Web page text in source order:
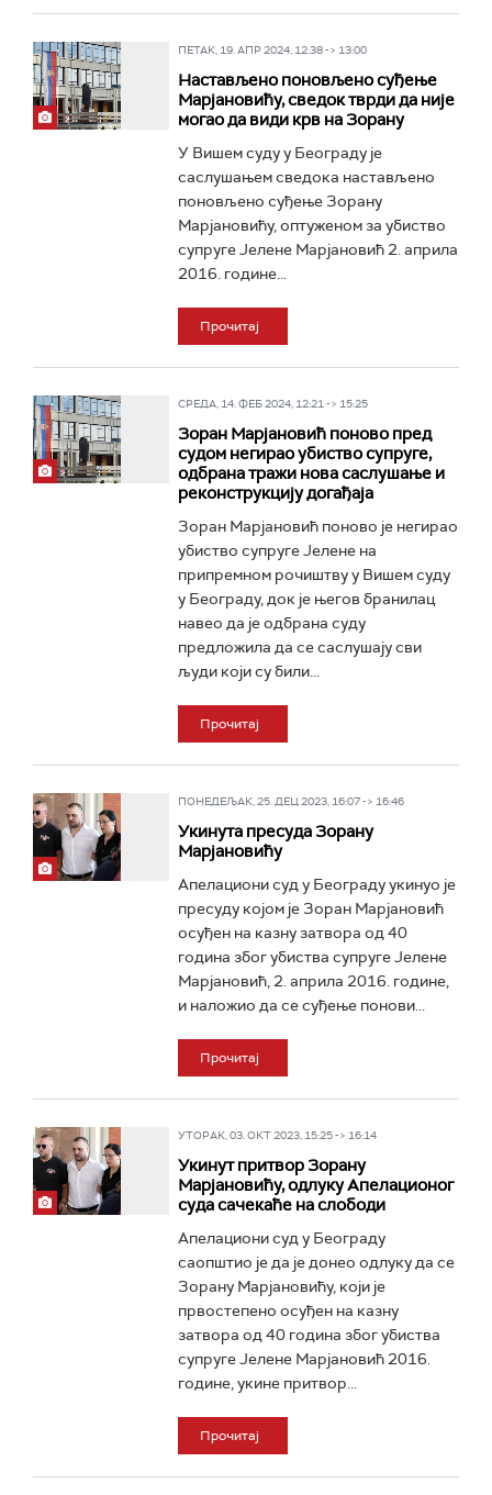
ПЕТАК, 19. АПР 2024, 12:38 -> 13:00
Настављено поновљено суђење
Марјановићу, сведок тврди да није
могао да види крв на Зорану
У Вишем суду у Београду је
саслушањем сведока настављено
поновљено суђење Зорану
Марјановићу, оптуженом за убиство
супруге Јелене Марјановић 2. априла
2016. године...
Прочитај
СРЕДА, 14. ФЕБ 2024, 12:21 -> 15:25
Зоран Марјановић поново пред
судом негирао убиство супруге,
одбрана тражи нова саслушање и
реконструкцију догађаја
Зоран Марјановић поново је негирао
убиство супруге Јелене на
припремном рочиштву у Вишем суду
у Београду, док је његов бранилац
навео да је одбрана суду
предложила да се саслушају сви
људи који су били...
Прочитај
ПОНЕДЕЉАК, 25. ДЕЦ 2023, 16:07 -> 16:46
Укинута пресуда Зорану
Марјановићу
Апелациони суд у Београду укинуо је
пресуду којом је Зоран Марјановић
осуђен на казну затвора од 40
година због убиства супруге Јелене
Марјановић, 2. априла 2016. године,
и наложио да се суђење понови...
Прочитај
УТОРАК, 03. ОКТ 2023, 15:25 -> 16:14
Укинут притвор Зорану
Марјановићу, одлуку Апелационог
суда сачекаће на слободи
Апелациони суд у Београду
саопштио је да је донео одлуку да се
Зорану Марјановићу, који је
првостепено осуђен на казну
затвора од 40 година због убиства
супруге Јелене Марјановић 2016.
године, укине притвор...
Прочитај